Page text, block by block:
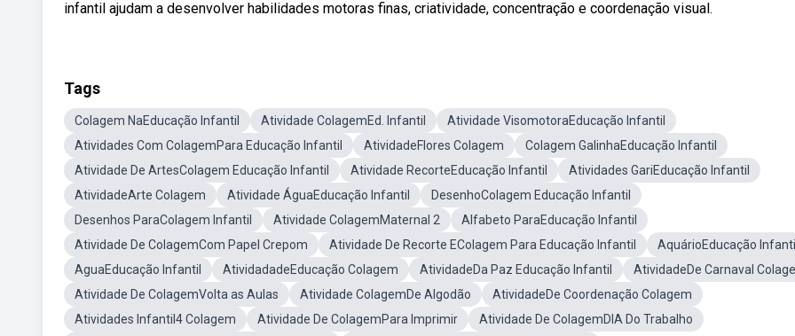
infantil ajudam a desenvolver habilidades motoras finas, criatividade, concentração e coordenação visual.
Tags
Colagem NaEducação Infantil Atividade ColagemEd. Infantil
Atividade VisomotoraEducação Infantil
Atividades Com ColagemPara Educação Infantil
AtividadeFlores Colagem
Colagem GalinhaEducação Infantil
Atividade De ArtesColagem Educação Infantil
Atividade RecorteEducação Infantil
Atividades GariEducação Infantil
AtividadeArte Colagem
Atividade ÁguaEducação Infantil
DesenhoColagem Educação Infantil
Desenhos ParaColagem Infantil
Atividade ColagemMaternal 2
Alfabeto ParaEducação Infantil
Atividade De ColagemCom Papel Crepom
Atividade De Recorte EColagem Para Educação Infantil
AquárioEducação
AguaEducação Infantil
AtividadadeEducação Colagem AtividadeDa Paz Educação Infantil
AtividadeDe Carnaval
Atividade De ColagemVolta as Aulas
Atividade ColagemDe Algodão
AtividadeDe Coordenação Colagem
Atividades Infantil4 Colagem
Atividade De ColagemPara Imprimir
Atividade De ColagemDIA Do Trabalho